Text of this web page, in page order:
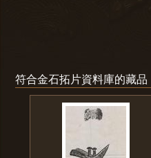
符合金石拓片資料庫的藏品